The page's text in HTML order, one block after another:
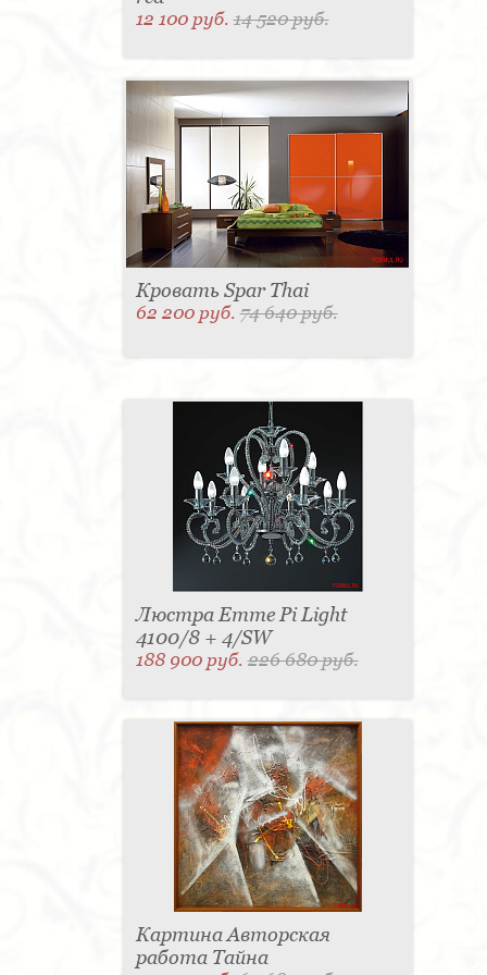
12 100 руб.14 520 руб.
Кровать Spar Thai
62 200 руб.74 640 руб.
Люстра Emme Pi Light
4100/8 + 4/SW
188 900 руб.226 680 руб.
Картина Авторская
работа Тайна